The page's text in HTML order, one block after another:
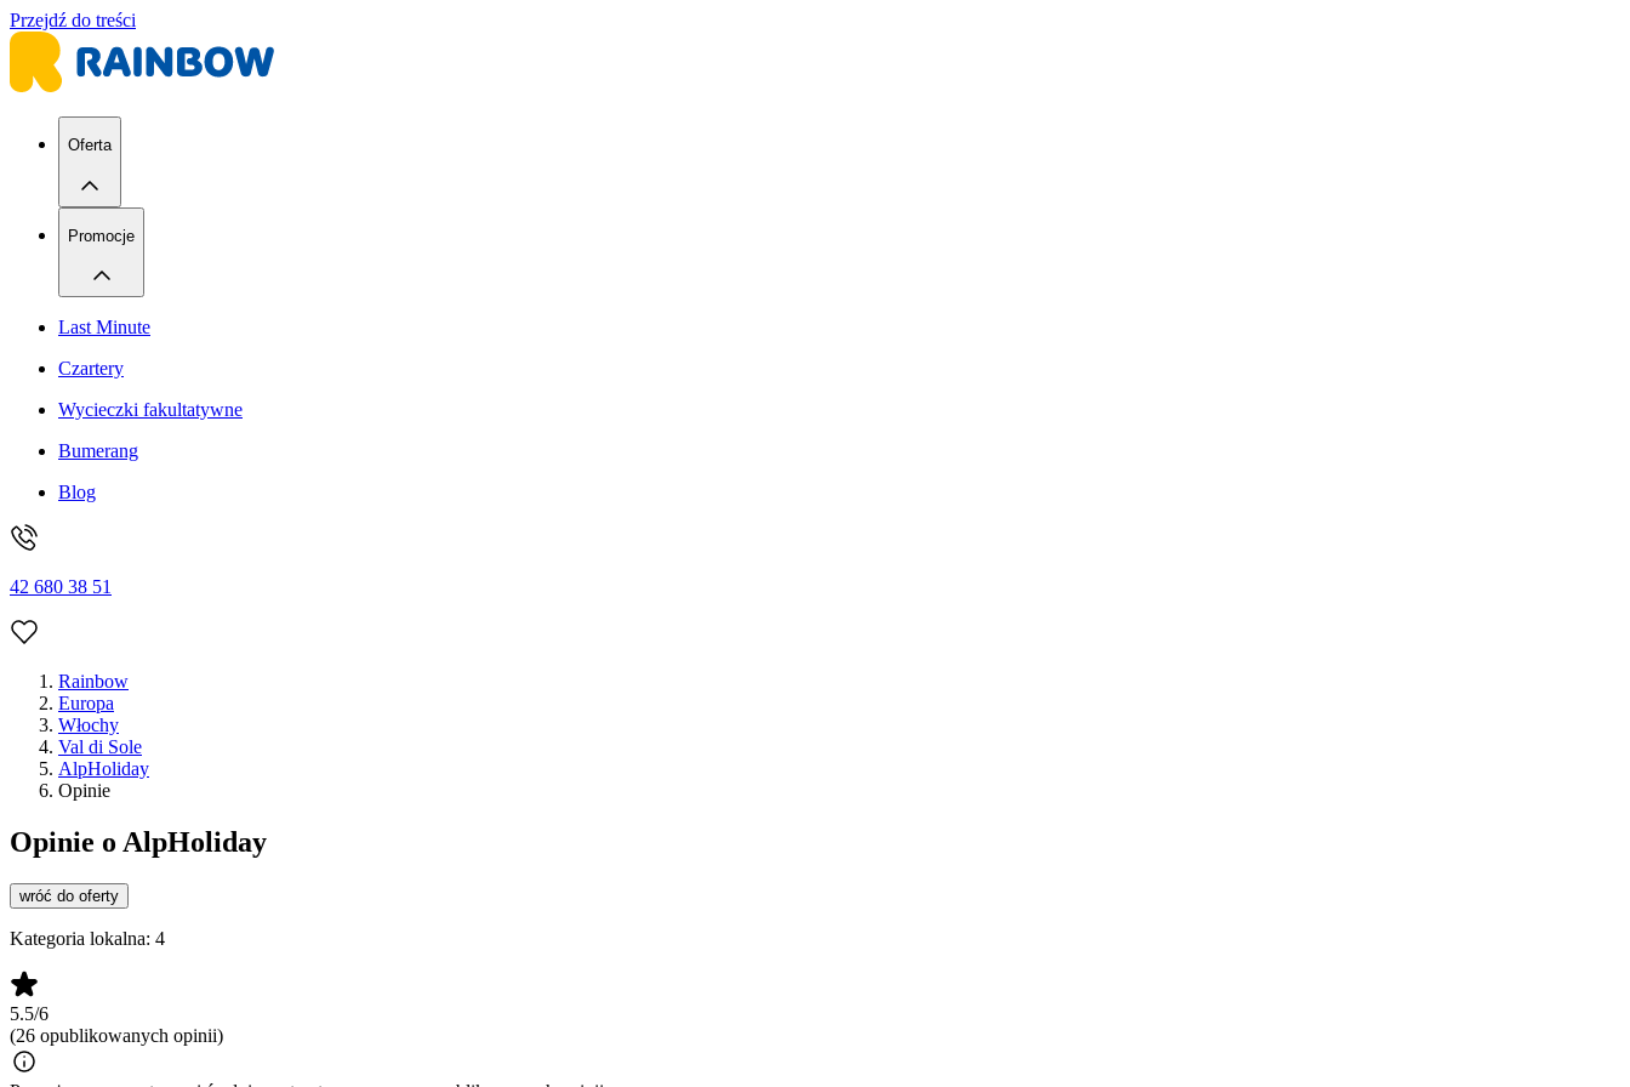
Przejdź do treści
Oferta
Promocje
Last Minute
Czartery
Wycieczki fakultatywne
Bumerang
Blog
42 680 38 51
Rainbow
Europa
Włochy
Val di Sole
AlpHoliday
Opinie
Opinie o AlpHoliday
wróć do oferty
Kategoria lokalna: 4
5.5/6
(26 opublikowanych opinii)